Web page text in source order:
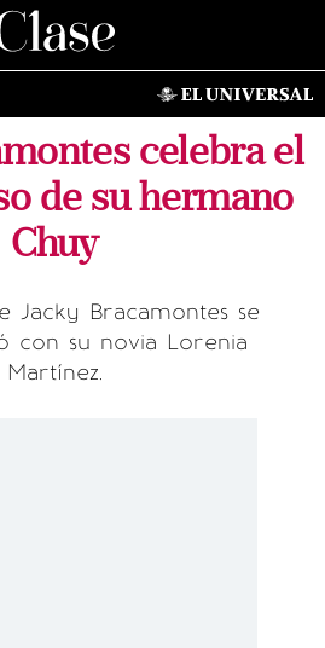
celebra el
de su hermano
Chuy
Jacky Bracamontes se
con su novia Lorenia
Martínez.